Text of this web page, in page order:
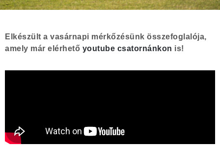
Elkészült a vasárnapi mérkőzésünk összefoglalója,
amely már elérhető youtube csatornánkon is!